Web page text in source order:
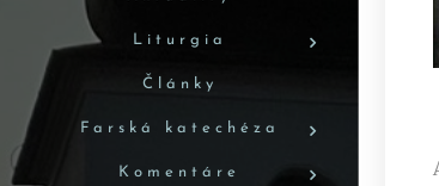
Liturgia
Články
Farská katechéza
Komentáre